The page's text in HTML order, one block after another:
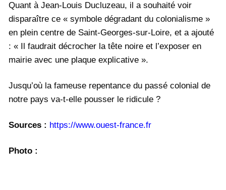
Quant à Jean-Louis Ducluzeau, il a souhaité voir
disparaître ce « symbole dégradant du colonialisme »
en plein centre de Saint-Georges-sur-Loire, et a ajouté
: « Il faudrait décrocher la tête noire et l’exposer en
mairie avec une plaque explicative ».
Jusqu’où la fameuse repentance du passé colonial de
notre pays va-t-elle pousser le ridicule ?
Sources : https://www.ouest-france.fr
Photo :